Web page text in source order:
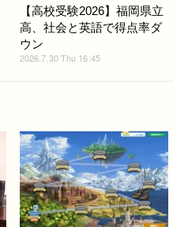
【高校受験2026】福岡県立
高、社会と英語で得点率ダ
ウン
2026.7.30 Thu 16:45